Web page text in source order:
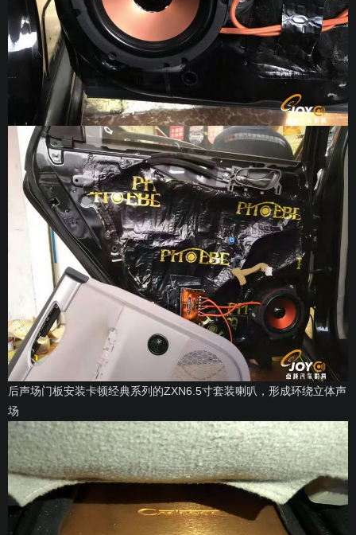
后声场门板安装卡顿经典系列的ZXN6.5寸套装喇叭，形成环绕立体声
场